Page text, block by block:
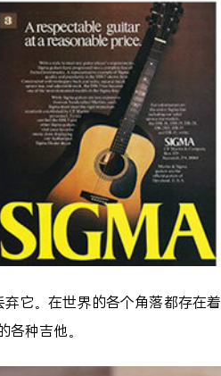
它。在世界的各个角落都存在着
种吉他。